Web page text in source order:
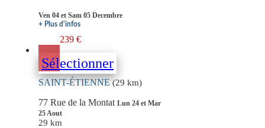
Ven 04 et Sam 05 Decembre
+ Plus d'infos
239 €
Sélectionner
SAINT-ÉTIENNE(29 km)
77 Rue de la Montat Lun 24 et Mar
25 Aout
29 km